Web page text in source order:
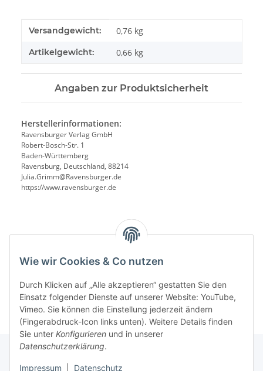
Wie wir Cookies & Co nutzen
Durch Klicken auf „Alle akzeptieren“ gestatten Sie den
Einsatz folgender Dienste auf unserer Website: YouTube,
Vimeo. Sie können die Einstellung jederzeit ändern
(Fingerabdruck-Icon links unten). Weitere Details finden
Sie unter Konfigurieren und in unserer
Datenschutzerklärung.
Impressum Datenschutz
Produkteigenschaft
Wert
Versandgewicht: 0,76 kg
Artikelgewicht: 0,66 kg
Angaben zur Produktsicherheit
Herstellerinformationen:
Ravensburger Verlag GmbH
Robert-Bosch-Str. 1
Baden-Württemberg
Ravensburg, Deutschland, 88214
Julia.Grimm@Ravensburger.de
https://www.ravensburger.de
Benachrichtigen, wenn verfügbar